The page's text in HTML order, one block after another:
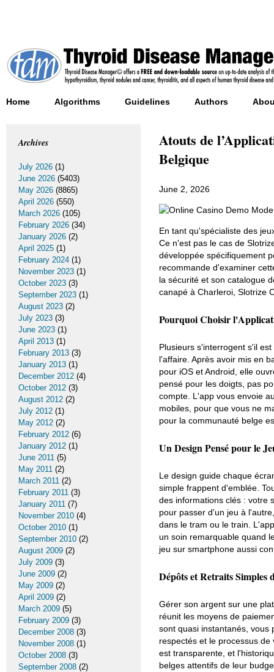
Home Algorithms Guidelines Authors
Atouts de
Belgique
June 2, 2026
En tant qu'spécialiste des
Ce n'est pas le cas de
développée spécifiquement
recommande d'examiner
la sécurité et son catalogue
canapé à Charleroi, Slotrize
Pourquoi Choisir
Plusieurs s'interrogent s'il
l'affaire. Après avoir mis en
pour iOS et Android, elle
pensé pour les doigts, pas
compte. L'app vous envoie
mobiles, pour que vous ne
pour la communauté belge
Un Design Pensé pour le
Le design guide chaque
simple frappent d'emblée.
des informations clés : votre
pour passer d'un jeu à
dans le tram ou le train.
un soin remarquable quand
jeu sur smartphone aussi
Dépôts et Retraits Simples
Gérer son argent sur une
réunit les moyens de
sont quasi instantanés, vous
respectés et le processus
est transparente, et
belges attentifs de leur
Archives
July 2026 (1)
June 2026 (5403)
May 2026 (8865)
April 2026 (550)
March 2026 (105)
February 2026 (34)
January 2026 (2)
April 2025 (1)
February 2024 (1)
November 2023 (1)
October 2023 (3)
September 2023 (1)
August 2023 (2)
July 2023 (3)
June 2023 (1)
April 2013 (1)
February 2013 (3)
January 2013 (1)
December 2012 (4)
October 2012 (3)
August 2012 (2)
July 2012 (1)
May 2012 (2)
February 2012 (6)
January 2012 (1)
June 2011 (5)
May 2011 (2)
March 2011 (2)
February 2011 (3)
January 2011 (7)
November 2010 (4)
October 2010 (1)
September 2010 (2)
August 2009 (2)
July 2009 (3)
June 2009 (2)
May 2009 (2)
April 2009 (2)
March 2009 (5)
February 2009 (3)
December 2008 (3)
November 2008 (1)
October 2008 (3)
September 2008 (2)